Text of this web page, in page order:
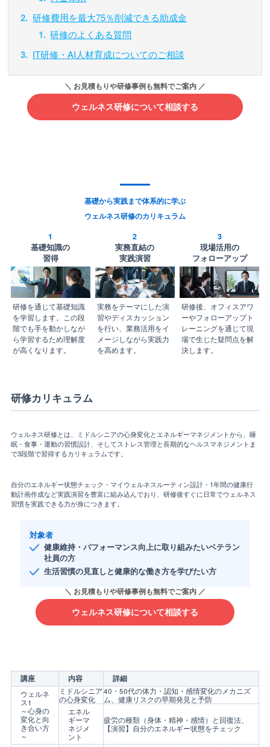
研修費用を最大75％削減できる助成金
研修のよくある質問
IT研修・AI人材育成についてのご相談
ウェルネス研修について相談する
基礎から実践まで体系的に学ぶ
ウェルネス研修のカリキュラム
1
基礎知識の
習得
研修を通じて基礎知識
を学習します。この段
階でも手を動かしなが
ら学習するため理解度
が高くなります。
2
実務直結の
実践演習
実務をテーマにした演
習やディスカッション
を行い、業務活用をイ
メージしながら実践力
を高めます。
3
現場活用の
フォローアップ
研修後、オフィスアワ
ーやフォローアップト
レーニングを通じて現
場で生じた疑問点を解
決します。
研修カリキュラム
ウェルネス研修とは、ミドルシニアの心身変化とエネルギーマネジメントから、睡
眠・食事・運動の習慣設計、そしてストレス管理と長期的なヘルスマネジメントま
で3段階で習得するカリキュラムです。
自分のエネルギー状態チェック・マイウェルネスルーティン設計・1年間の健康行
動計画作成など実践演習を豊富に組み込んでおり、研修後すぐに日常でウェルネス
習慣を実践できる力が身につきます。
対象者
健康維持・パフォーマンス向上に取り組みたいベテラン
社員の方
生活習慣の見直しと健康的な働き方を学びたい方
ウェルネス研修について相談する
講座 内容 詳細
ウェルネ
ス1
～心身の
変化と向
き合い方
～
ミドルシニア
の心身変化
40・50代の体力・認知・感情変化のメカニズ
ム、健康リスクの早期発見と予防
エネル
ギーマ
ネジメ
ント
疲労の種類（身体・精神・感情）と回復法、
【演習】自分のエネルギー状態をチェック